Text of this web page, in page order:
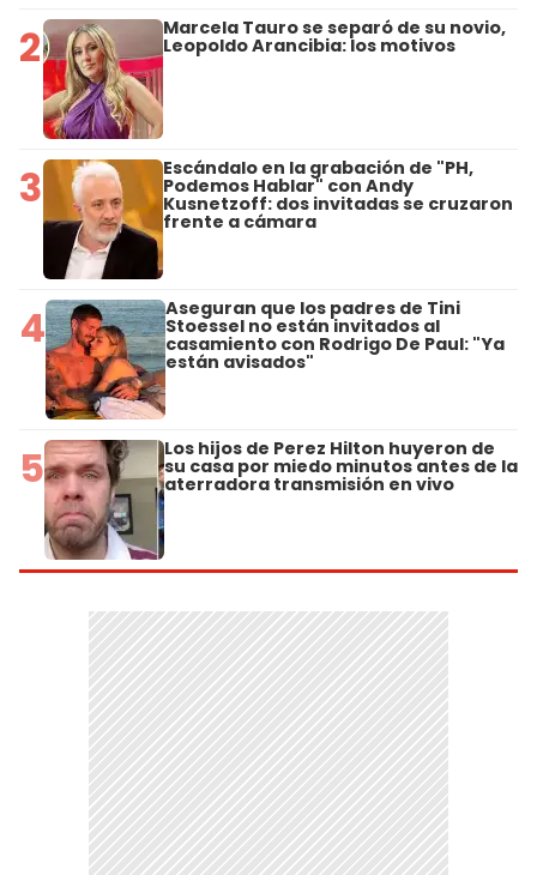
2 Marcela Tauro se separó de su novio,
Leopoldo Arancibia: los motivos
3 Escándalo en la grabación de "PH,
Podemos Hablar" con Andy
Kusnetzoff: dos invitadas se cruzaron
frente a cámara
4 Aseguran que los padres de Tini
Stoessel no están invitados al
casamiento con Rodrigo De Paul: "Ya
están avisados"
5 Los hijos de Perez Hilton huyeron de
su casa por miedo minutos antes de la
aterradora transmisión en vivo